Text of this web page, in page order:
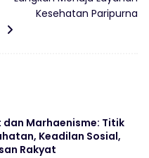
Kesehatan Paripurna
dan Marhaenisme: Titik
Keadilan Sosial,
Rakyat